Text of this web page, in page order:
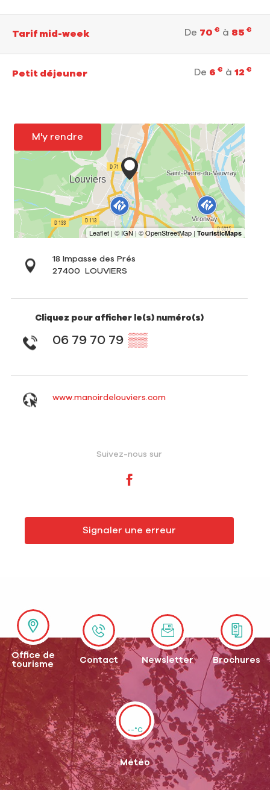
Tarif mid-week De 70 € à 85 €
Petit déjeuner De 6 € à 12 €
M'y rendre
18 Impasse des Prés
27400
LOUVIERS
Cliquez pour afficher le(s) numéro(s)
06 79 70 79 ▒▒
www.manoirdelouviers.com
Suivez-nous sur
Signaler une erreur
Office de
tourisme
Contact Newsletter Brochures
--°C
Météo